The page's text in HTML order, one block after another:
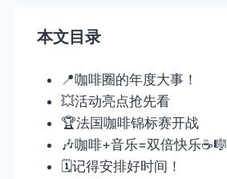
本文目录
📍咖啡圈的年度大事！
💥活动亮点抢先看
🏆法国咖啡锦标赛开战
🎶咖啡+音乐=双倍快乐☕🎼
🗓️记得安排好时间！